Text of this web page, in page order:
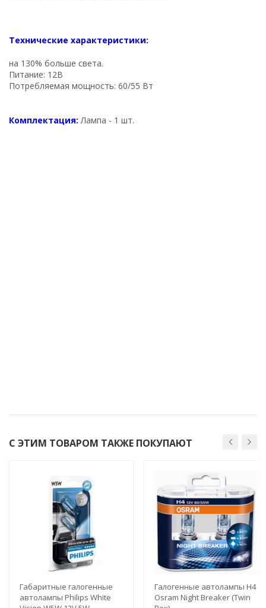
Технические характеристики:
на 130% больше света.
Питание: 12В
Потребляемая мощность: 60/55 Вт
Комплектация: Лампа - 1 шт.
С ЭТИМ ТОВАРОМ ТАКЖЕ ПОКУПАЮТ
Габаритные галогенные
автолампы Philips White
Галогенные автолампы H4
Osram Night Breaker (Twin